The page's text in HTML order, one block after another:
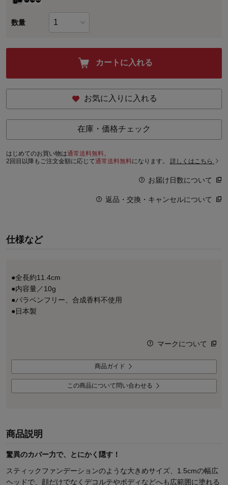
数量
カートに入れる
お気に入りに入れる
在庫・価格チェック
はじめてのお買い物は通常送料無料。
2回目以降もご注文金額に応じて通常送料無料になります。 詳しくはこちら
お届け日数について
返品・交換・キャンセルについて
仕様など
●全長約11.4cm
●内容量／10g
●パラベンフリー、合成香料不使用
●日本製
マークについて
商品ガイド
この商品について問い合わせる
商品説明
驚異のカバー力で、とにかく隠す！
スティックファンデーションのような大きめサイズ、1.5cmの幅広
ヘッドで、顔だけでなくデコルテやボディなどへも広範囲に塗れる